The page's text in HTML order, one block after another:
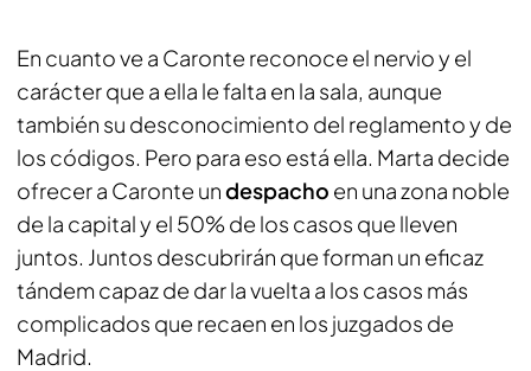
En cuanto ve a Caronte reconoce el nervio y el
carácter que a ella le falta en la sala, aunque
también su desconocimiento del reglamento y de
los códigos. Pero para eso está ella. Marta decide
ofrecer a Caronte undespacho en una zona noble
de la capital y el 50% de los casos que lleven
juntos. Juntos descubrirán que forman un eficaz
tándem capaz de dar la vuelta a los casos más
complicados que recaen en los juzgados de
Madrid.